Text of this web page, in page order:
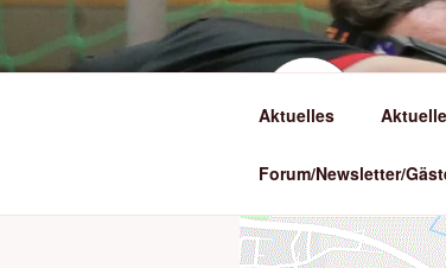
Zum
springen
Aktuelles
Forum/Newsletter/